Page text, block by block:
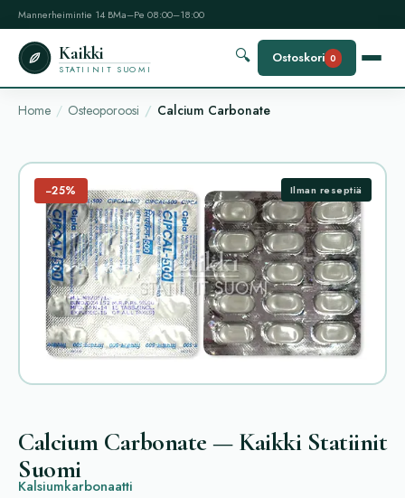
Mannerheimintie 14 BMa–Pe 08:00–18:00
Kaikki
STATIINIT SUOMI
🔍 Ostoskori 0
Home Osteoporoosi Calcium Carbonate
−25% Ilman reseptiä
Calcium Carbonate — Kaikki Statiinit
Suomi
Kalsiumkarbonaatti